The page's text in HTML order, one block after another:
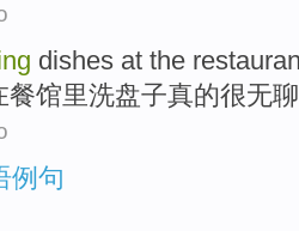
dishes at the
餐馆里洗盘子真的很无
例句